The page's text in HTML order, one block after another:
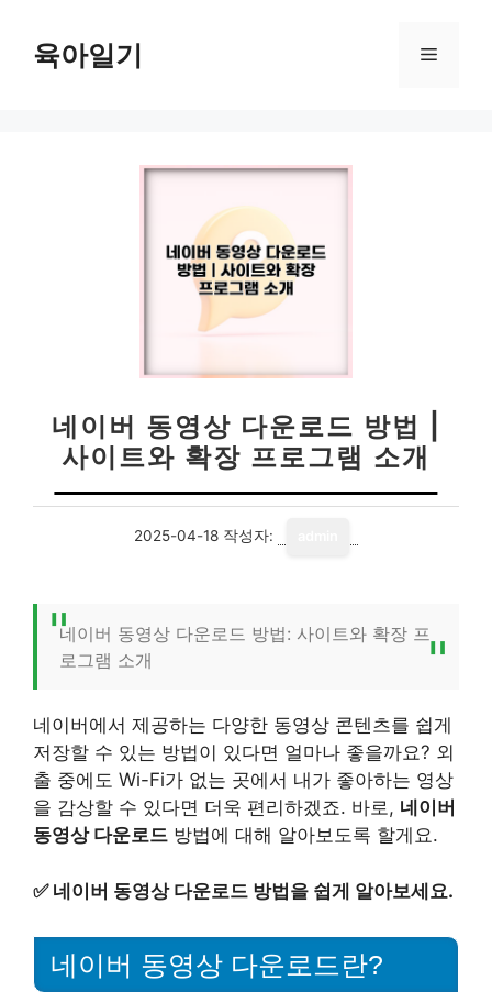
육아일기 메
네이버 동영상 다운로드 방법 |
사이트와 확장 프로그램 소개
2025-04-18 작성자:
네이버 동영상 다운로드 방법: 사이트와 확장 프
로그램 소개
네이버에서 제공하는 다양한 동영상 콘텐츠를 쉽게
저장할 수 있는 방법이 있다면 얼마나 좋을까요? 외
출 중에도 Wi-Fi가 없는 곳에서 내가 좋아하는 영상
을 감상할 수 있다면 더욱 편리하겠죠. 바로, 네이버
동영상 다운로드 방법에 대해 알아보도록 할게요.
✅ 네이버 동영상 다운로드 방법을 쉽게 알아보세요.
네이버 동영상 다운로드란?